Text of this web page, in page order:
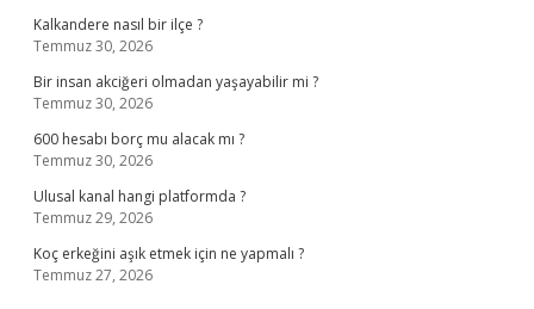
Kalkandere nasıl bir ilçe ?
Temmuz 30, 2026
Bir insan akciğeri olmadan yaşayabilir mi ?
Temmuz 30, 2026
600 hesabı borç mu alacak mı ?
Temmuz 30, 2026
Ulusal kanal hangi platformda ?
Temmuz 29, 2026
Koç erkeğini aşık etmek için ne yapmalı ?
Temmuz 27, 2026